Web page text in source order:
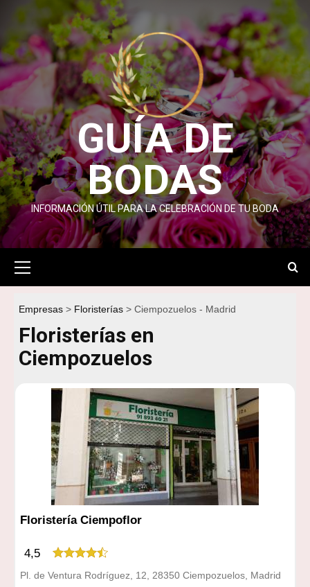
Saltar
contenido
GUÍA DE
BODAS
INFORMACIÓN ÚTIL PARA LA CELEBRACIÓN DE TU BODA
primario
Empresas Floristerías Ciempozuelos - Madrid
Floristerías en
Ciempozuelos
Floristería Ciempoflor
4,5
Pl. de Ventura Rodríguez, 12, 28350 Ciempozuelos, Madrid